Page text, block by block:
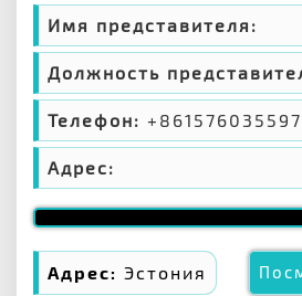
Имя представителя:
Должность
Телефон:
Адрес:
Адрес: Эстония